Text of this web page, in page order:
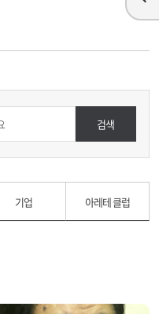
검색
기업 아레테 클럽